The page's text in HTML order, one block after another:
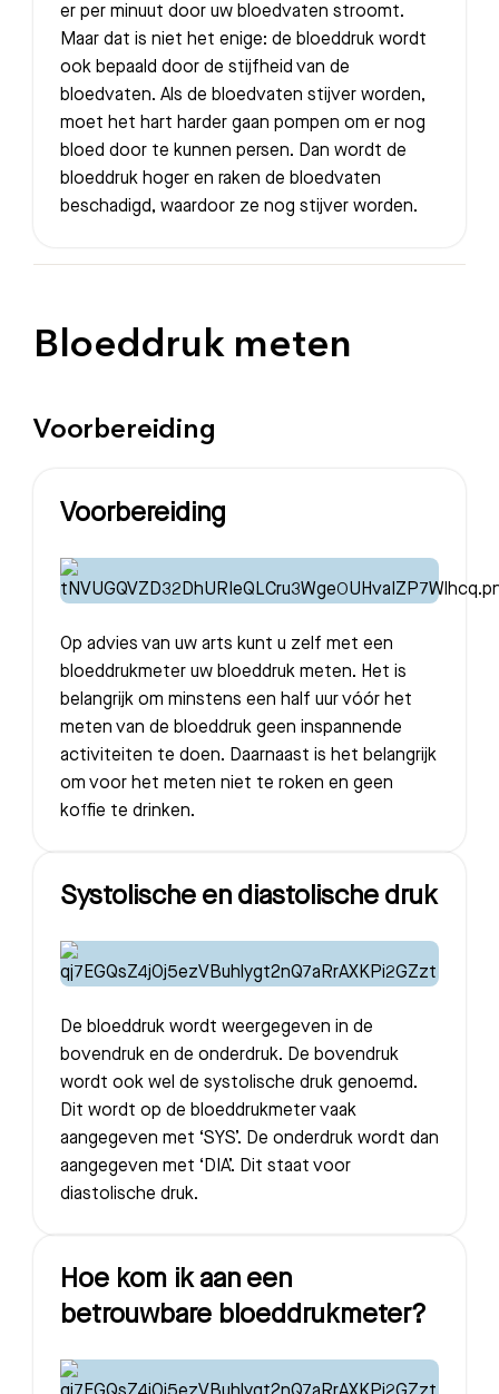
er per minuut door uw bloedvaten stroomt.
Maar dat is niet het enige: de bloeddruk wordt
ook bepaald door de stijfheid van de
bloedvaten. Als de bloedvaten stijver worden,
moet het hart harder gaan pompen om er nog
bloed door te kunnen persen. Dan wordt de
bloeddruk hoger en raken de bloedvaten
beschadigd, waardoor ze nog stijver worden.
Bloeddruk meten
Voorbereiding
Voorbereiding
Op advies van uw arts kunt u zelf met een
bloeddrukmeter uw bloeddruk meten. Het is
belangrijk om minstens een half uur vóór het
meten van de bloeddruk geen inspannende
activiteiten te doen. Daarnaast is het belangrijk
om voor het meten niet te roken en geen
koffie te drinken.
Systolische en diastolische druk
De bloeddruk wordt weergegeven in de
bovendruk en de onderdruk. De bovendruk
wordt ook wel de systolische druk genoemd.
Dit wordt op de bloeddrukmeter vaak
aangegeven met ‘SYS’. De onderdruk wordt dan
aangegeven met ‘DIA’. Dit staat voor
diastolische druk.
Hoe kom ik aan een
betrouwbare bloeddrukmeter?